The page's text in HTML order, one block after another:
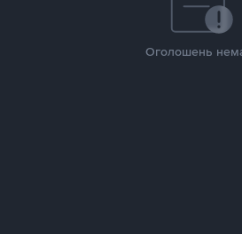
Оголошень